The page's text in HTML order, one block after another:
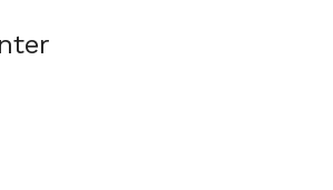
d'adaptation du technicien français